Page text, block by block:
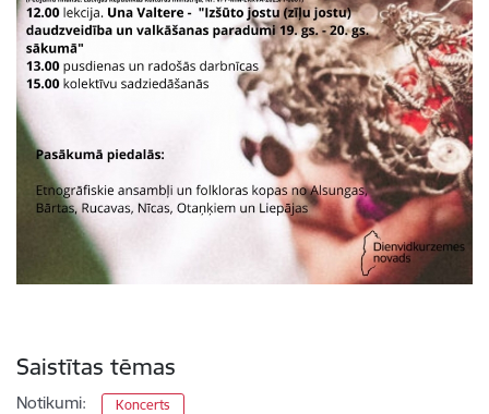
Saistītas tēmas
Notikumi: Koncerts